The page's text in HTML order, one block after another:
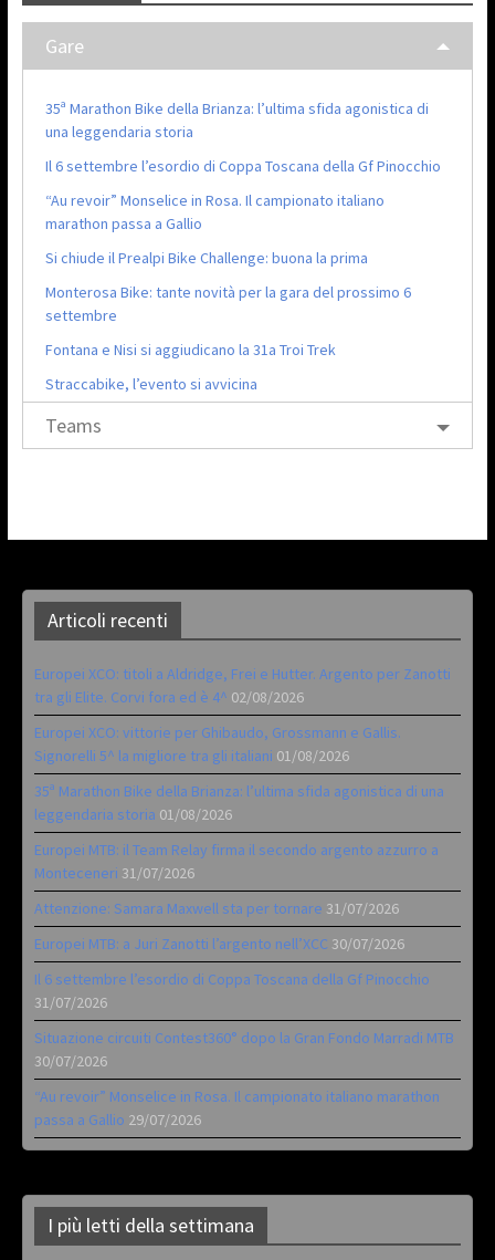
Gare
35ª Marathon Bike della Brianza: l’ultima sfida agonistica di
una leggendaria storia
Il 6 settembre l’esordio di Coppa Toscana della Gf Pinocchio
“Au revoir” Monselice in Rosa. Il campionato italiano
marathon passa a Gallio
Si chiude il Prealpi Bike Challenge: buona la prima
Monterosa Bike: tante novità per la gara del prossimo 6
settembre
Fontana e Nisi si aggiudicano la 31a Troi Trek
Straccabike, l’evento si avvicina
Teams
Articoli recenti
Europei XCO: titoli a Aldridge, Frei e Hutter. Argento per Zanotti
tra gli Elite. Corvi fora ed è 4^ 02/08/2026
Europei XCO: vittorie per Ghibaudo, Grossmann e Gallis.
Signorelli 5^ la migliore tra gli italiani 01/08/2026
35ª Marathon Bike della Brianza: l’ultima sfida agonistica di una
leggendaria storia 01/08/2026
Europei MTB: il Team Relay firma il secondo argento azzurro a
Monteceneri 31/07/2026
Attenzione: Samara Maxwell sta per tornare 31/07/2026
Europei MTB: a Juri Zanotti l’argento nell’XCC 30/07/2026
Il 6 settembre l’esordio di Coppa Toscana della Gf Pinocchio
31/07/2026
Situazione circuiti Contest360° dopo la Gran Fondo Marradi MTB
30/07/2026
“Au revoir” Monselice in Rosa. Il campionato italiano marathon
passa a Gallio 29/07/2026
I più letti della settimana